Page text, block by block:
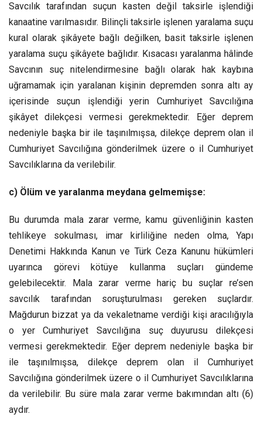
Savcılık tarafından suçun kasten değil taksirle işlendiği
kanaatine varılmasıdır. Bilinçli taksirle işlenen yaralama suçu
kural olarak şikâyete bağlı değilken, basit taksirle işlenen
yaralama suçu şikâyete bağlıdır. Kısacası yaralanma hâlinde
Savcının suç nitelendirmesine bağlı olarak hak kaybına
uğramamak için yaralanan kişinin depremden sonra altı ay
içerisinde suçun işlendiği yerin Cumhuriyet Savcılığına
şikâyet dilekçesi vermesi gerekmektedir. Eğer deprem
nedeniyle başka bir ile taşınılmışsa, dilekçe deprem olan il
Cumhuriyet Savcılığına gönderilmek üzere o il Cumhuriyet
Savcılıklarına da verilebilir.
c) Ölüm ve yaralanma meydana gelmemişse:
Bu durumda mala zarar verme, kamu güvenliğinin kasten
tehlikeye sokulması, imar kirliliğine neden olma, Yapı
Denetimi Hakkında Kanun ve Türk Ceza Kanunu hükümleri
uyarınca görevi kötüye kullanma suçları gündeme
gelebilecektir. Mala zarar verme hariç bu suçlar re’sen
savcılık tarafından soruşturulması gereken suçlardır.
Mağdurun bizzat ya da vekaletname verdiği kişi aracılığıyla
o yer Cumhuriyet Savcılığına suç duyurusu dilekçesi
vermesi gerekmektedir. Eğer deprem nedeniyle başka bir
ile taşınılmışsa, dilekçe deprem olan il Cumhuriyet
Savcılığına gönderilmek üzere o il Cumhuriyet Savcılıklarına
da verilebilir. Bu süre mala zarar verme bakımından altı (6)
aydır.